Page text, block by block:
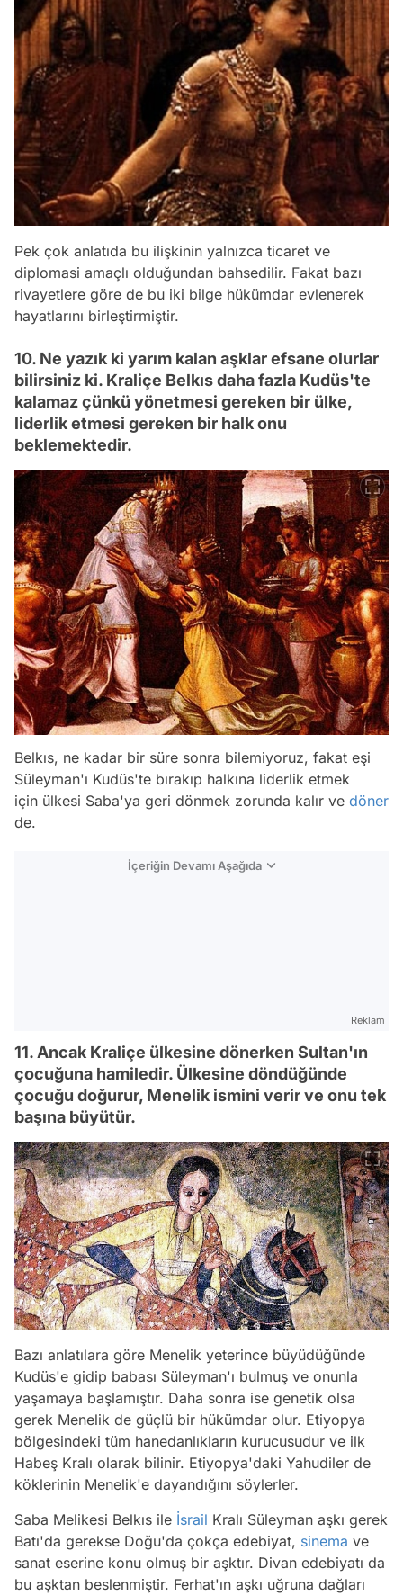
Pek çok anlatıda bu ilişkinin yalnızca ticaret ve
diplomasi amaçlı olduğundan bahsedilir. Fakat bazı
rivayetlere göre de bu iki bilge hükümdar evlenerek
hayatlarını birleştirmiştir.
10. Ne yazık ki yarım kalan aşklar efsane olurlar
bilirsiniz ki. Kraliçe Belkıs daha fazla Kudüs'te
kalamaz çünkü yönetmesi gereken bir ülke,
liderlik etmesi gereken bir halk onu
beklemektedir.
Belkıs, ne kadar bir süre sonra bilemiyoruz, fakat eşi
Süleyman'ı Kudüs'te bırakıp halkına liderlik etmek
için ülkesi Saba'ya geri dönmek zorunda kalır ve döner
de.
İçeriğin Devamı Aşağıda
Reklam
11. Ancak Kraliçe ülkesine dönerken Sultan'ın
çocuğuna hamiledir. Ülkesine döndüğünde
çocuğu doğurur, Menelik ismini verir ve onu tek
başına büyütür.
Bazı anlatılara göre Menelik yeterince büyüdüğünde
Kudüs'e gidip babası Süleyman'ı bulmuş ve onunla
yaşamaya başlamıştır. Daha sonra ise genetik olsa
gerek Menelik de güçlü bir hükümdar olur. Etiyopya
bölgesindeki tüm hanedanlıkların kurucusudur ve ilk
Habeş Kralı olarak bilinir. Etiyopya'daki Yahudiler de
köklerinin Menelik'e dayandığını söylerler.
Saba Melikesi Belkıs ile İsrail Kralı Süleyman aşkı gerek
Batı'da gerekse Doğu'da çokça edebiyat, sinema ve
sanat eserine konu olmuş bir aşktır. Divan edebiyatı da
bu aşktan beslenmiştir. Ferhat'ın aşkı uğruna dağları